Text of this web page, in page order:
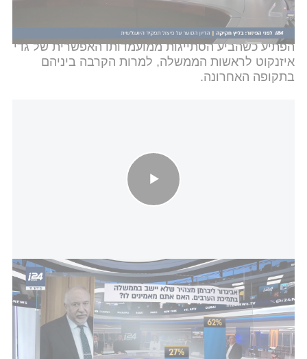
במקביל, המפלגות הערביות מתקרבות להסכמה על
ריצה משותפת, בעוד יו"ר ישראל ביתנו אביגדור ליברמן
הפתיע כשהביע הסתייגות ממועמדותו האפשרית של גדי
איזנקוט לראשות הממשלה, למרות הקרבה ביניהם
בתקופה האחרונה.
סקר i24NEWS: ליברמן מצהיר שלא יישב בממשלה בתמיכת הערבים -
אבל כמה באמת מאמינים לו?
תאריך לבחירות עדיין אין, אבל בירושלים כבר מתנהלים
כאילו הקמפיין יצא לדרך: יועצים מגויסים, איחודים
נבחנים, והמערכת הפוליטית כולה נכנסת בהדרגה
למצב בחירות מלא.